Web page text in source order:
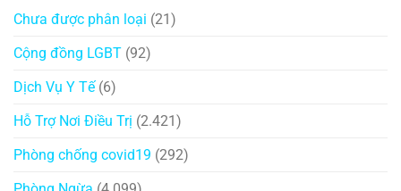
Chưa được phân loại (21)
Cộng đồng LGBT (92)
Dịch Vụ Y Tế(6)
Hỗ Trợ Nơi Điều Trị (2.421)
Phòng chống covid19 (292)